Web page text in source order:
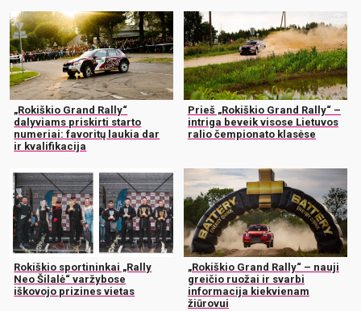
„Rokiškio Grand Rally“
dalyviams priskirti starto
numeriai: favoritų laukia dar
ir kvalifikacija
Prieš „Rokiškio Grand Rally“ –
intriga beveik visose Lietuvos
ralio čempionato klasėse
Rokiškio sportininkai „Rally
Neo Šilalė“ varžybose
iškovojo prizines vietas
„Rokiškio Grand Rally“ – nauji
greičio ruožai ir svarbi
informacija kiekvienam
žiūrovui